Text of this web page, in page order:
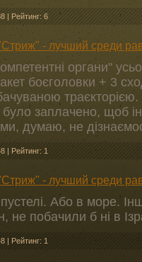
| Рейтинг: 6
- лучший среди
органи"
боєголовки + 3
було заплачено, щоб
ми, думаю, не
| Рейтинг: 1
- лучший среди
Або в море.
не побачили б ні в
| Рейтинг: 1